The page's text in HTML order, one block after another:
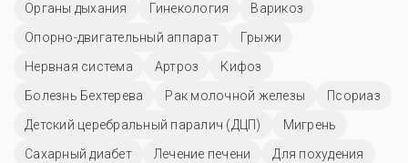
Органы дыхания
Гинекология
Варикоз
Опорно-двигательный аппарат
Грыжи
Нервная система
Артроз
Кифоз
Болезнь Бехтерева
Рак молочной железы
Псориаз
Детский церебральный паралич (ДЦП)
Мигрень
Сахарный диабет
Лечение печени
Для похудения